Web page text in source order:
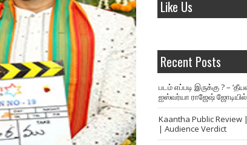
Like Us
Recent Posts
படம் எப்படி இருக்கு ? –
ஐஸ்வர்யா ராஜேஷ்
Kaantha Public Review
| Audience Verdict